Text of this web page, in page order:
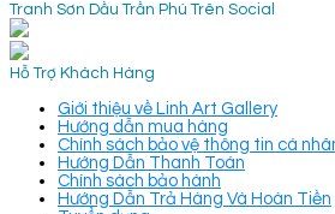
Tranh Sơn Dầu Trần Phú Trên Social
Hỗ Trợ Khách Hàng
Giới thiệu về Linh Art Gallery
Hướng dẫn mua hàng
Chính sách bảo vệ thông tin cá
Hướng Dẫn Thanh Toán
Chính sách bảo hành
Hướng Dẫn Trả Hàng Và Hoàn Tiền